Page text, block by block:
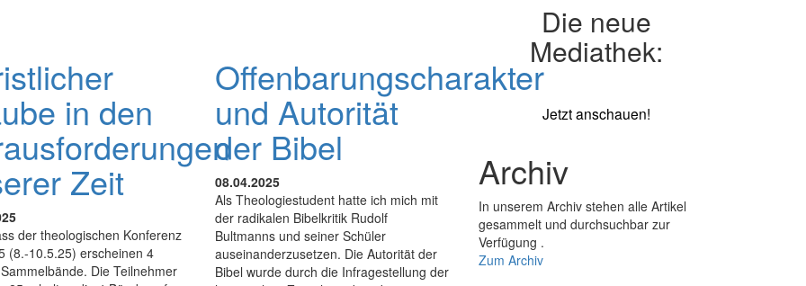
in den
Zeit
der theologischen Konferenz
(8.-10.5.25) erscheinen 4
Die Teilnehmer
Offenbarungscharakter
und Autorität
der Bibel
08.04.2025
Als Theologiestudent hatte ich mich mit
der radikalen Bibelkritik Rudolf
Bultmanns und seiner Schüler
auseinanderzusetzen. Die Autorität der
Bibel wurde durch die Infragestellung der
Die neue
Mediathek:
Jetzt anschauen!
Archiv
In unserem Archiv stehen alle Artikel
gesammelt und durchsuchbar zur
Verfügung .
Zum Archiv